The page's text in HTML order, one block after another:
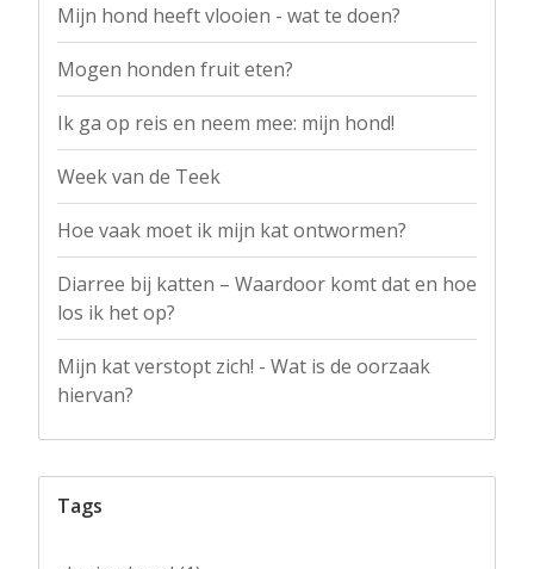
Mijn hond heeft vlooien - wat te doen?
Mogen honden fruit eten?
Ik ga op reis en neem mee: mijn hond!
Week van de Teek
Hoe vaak moet ik mijn kat ontwormen?
Diarree bij katten – Waardoor komt dat en hoe
los ik het op?
Mijn kat verstopt zich! - Wat is de oorzaak
hiervan?
Tags